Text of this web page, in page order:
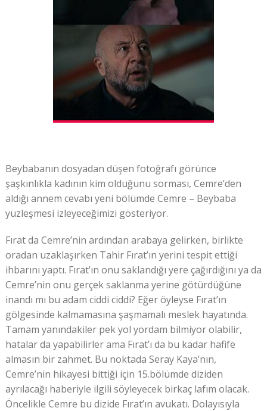
Beybabanın dosyadan düşen fotoğrafı görünce
şaşkınlıkla kadının kim olduğunu sorması, Cemre’den
aldığı annem cevabı yeni bölümde Cemre – Beybaba
yüzleşmesi izleyeceğimizi gösteriyor.
Fırat da Cemre’nin ardından arabaya gelirken, birlikte
oradan uzaklaşırken Tahir Fırat’ın yerini tespit ettiği
ihbarını yaptı. Fırat’ın onu saklandığı yere çağırdığını ya da
Cemre’nin onu gerçek saklanma yerine götürdüğüne
inandı mı bu adam ciddi ciddi? Eğer öyleyse Fırat’ın
gölgesinde kalmamasına şaşmamalı meslek hayatında.
Tamam yanındakiler pek yol yordam bilmiyor olabilir,
hatalar da yapabilirler ama Fırat’ı da bu kadar hafife
almasın bir zahmet. Bu noktada Seray Kaya’nın,
Cemre’nin hikayesi bittiği için 15.bölümde diziden
ayrılacağı haberiyle ilgili söyleyecek birkaç lafım olacak.
Öncelikle Cemre bu dizide Fırat’ın avukatı. Dolayısıyla